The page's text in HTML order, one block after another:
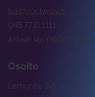
tuki@rockway.fi
Arkisin klo 09:00 -15:00
045 7731 1111
Osoite
Lemuntie 3-5